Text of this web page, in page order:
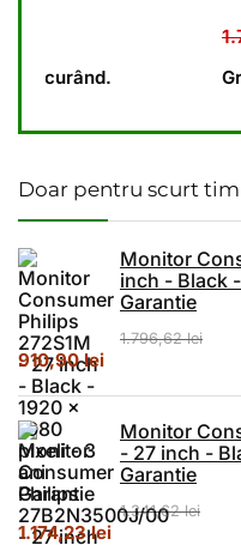
este: 1.174,23 lei.
Grăbește-te! Oferta
Doar pentru scurt
Monitor
inch - Black
Garantie
1.796,62lei
Prețul inițial a fost:
910,90leiPrețul curent
Monitor
- 27 inch -
Garantie
1.341,62lei
Prețul inițial a fost:
1.174,23leiPrețul curent